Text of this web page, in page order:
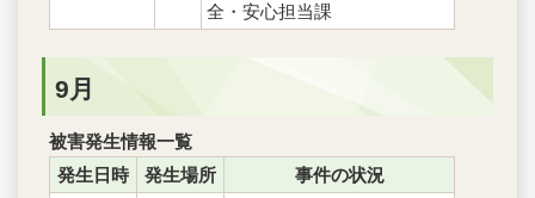
全・安心担当課
9月
被害発生情報一覧
発生日時
発生場所 事件の状況